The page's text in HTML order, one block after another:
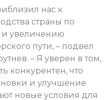
нас к
страны по
увеличению
пути, – подвел
– Я уверен в том,
конкурентен, что
и улучшение
новые условия для